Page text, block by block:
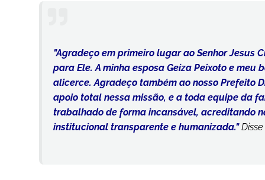
"Agradeço em primeiro lugar ao Senhor Jesus
para Ele. A minha esposa Geiza Peixoto e meu
alicerce. Agradeço também ao nosso Prefeito
apoio total nessa missão, e a toda equipe da
trabalhado de forma incansável, acreditando
institucional transparente e humanizada."